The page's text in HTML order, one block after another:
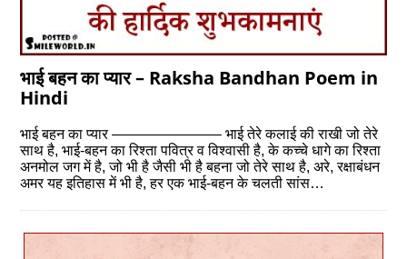
भाई बहन का प्यार – Raksha Bandhan Poem in
Hindi
भाई बहन का प्यार ———————– भाई तेरे कलाई की राखी जो तेरे
साथ है, भाई-बहन का रिश्ता पवित्र व विश्वासी है, के कच्चे धागे का रिश्ता
अनमोल जग में है, जो भी है जैसी भी है बहना जो तेरे साथ है, अरे, रक्षाबंधन
अमर यह इतिहास में भी है, हर एक भाई-बहन के चलती सांस…